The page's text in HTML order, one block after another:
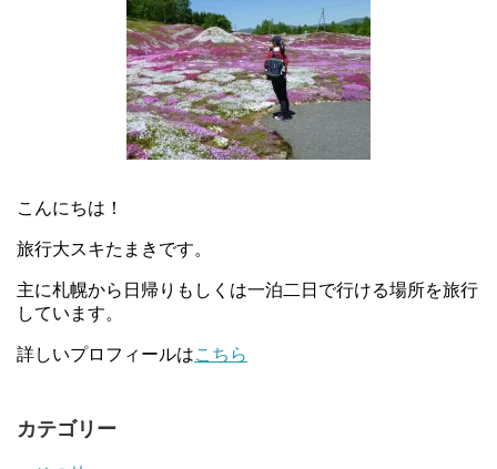
こんにちは！
旅行大スキたまきです。
主に札幌から日帰りもしくは一泊二日で行ける場所を旅行
しています。
詳しいプロフィールはこちら
カテゴリー